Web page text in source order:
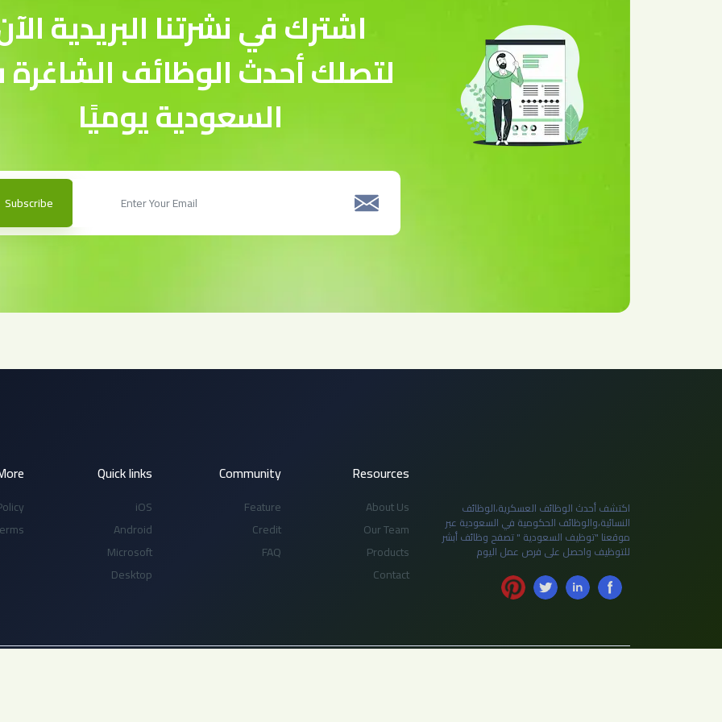
اشترك في نشرتنا البريدية
لتصلك أحدث الوظائف
السعودية يوميًا
Subscribe
اكتشف أحدث الوظائف العسكرية،الوظائف
النسائية،والوظائف الحكومية في السعودية عبر
موقعنا "توظيف السعودية " تصفح وظائف أبشر
للتوظيف واحصل على فرص عمل اليوم
Resources
About Us
Our Team
Products
Contact
Community
Feature
Credit
FAQ
Quick links
iOS
Android
Microsoft
Desktop